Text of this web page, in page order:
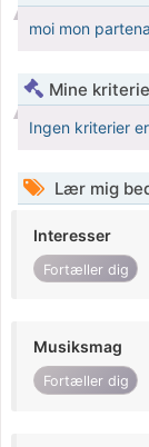
moi mon
Mine
Ingen kriterier
Lær mig
Interesser
Fortæller dig
Musiksmag
Fortæller dig